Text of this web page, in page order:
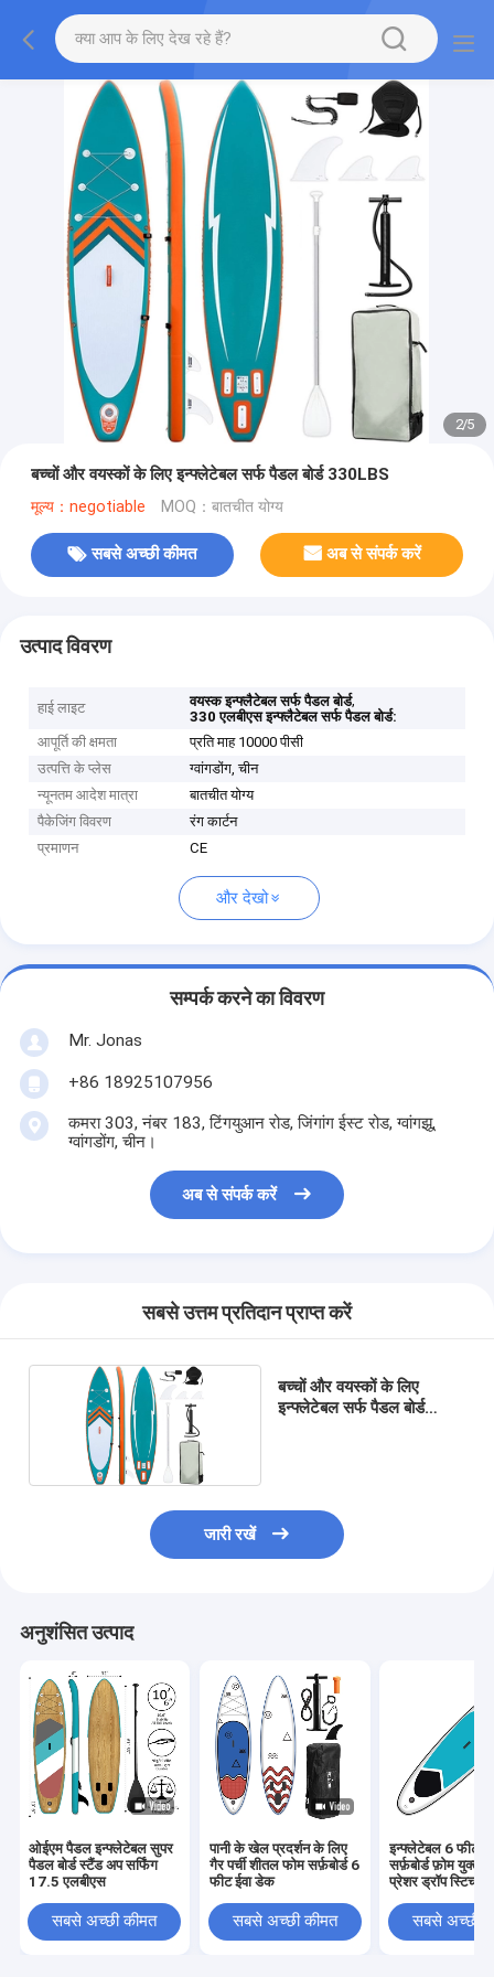
2/5
बच्चों और वयस्कों के लिए इन्फ्लेटेबल सर्फ पैडल बोर्ड 330LBS
मूल्य：negotiable MOQ：बातचीत योग्य
सबसे अच्छी कीमत अब से संपर्क करें
उत्पाद विवरण
हाई लाइट वयस्क इन्फ्लैटेबल सर्फ पैडल बोर्ड,
330 एलबीएस इन्फ्लैटेबल सर्फ पैडल बोर्ड:
आपूर्ति की क्षमता
प्रति माह 10000 पीसी
उत्पत्ति के प्लेस
ग्वांगडोंग, चीन
न्यूनतम आदेश मात्रा
बातचीत योग्य
पैकेजिंग विवरण
रंग कार्टन
प्रमाणन
CE
और देखो
सम्पर्क करने का विवरण
Mr. Jonas
+86 18925107956
कमरा 303, नंबर 183, टिंगयुआन रोड, जिंगांग ईस्ट रोड, ग्वांगझू,
ग्वांगडोंग, चीन।
अब से संपर्क करें
सबसे उत्तम प्रतिदान प्राप्त करें
बच्चों और वयस्कों के लिए
इन्फ्लेटेबल सर्फ पैडल बोर्ड
जारी रखें
अनुशंसित उत्पाद
ओईएम पैडल इन्फ्लेटेबल सुपर
पैडल बोर्ड स्टैंड अप सर्फिंग
17.5 एलबीएस
सबसे अच्छी कीमत
पानी के खेल प्रदर्शन के लिए
गैर पर्ची शीतल फोम सर्फ़बोर्ड 6
फीट ईवा डेक
सबसे अच्छी कीमत
इन्फ्लेटेबल 6 फीट
सर्फ़बोर्ड फ़ोम युक्त
प्रेशर ड्रॉप स्टिच
सबसे अच्छी